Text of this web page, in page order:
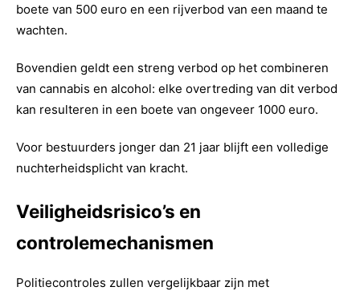
boete van 500 euro en een rijverbod van een maand te
wachten.
Bovendien geldt een streng verbod op het combineren
van cannabis en alcohol: elke overtreding van dit verbod
kan resulteren in een boete van ongeveer 1000 euro.
Voor bestuurders jonger dan 21 jaar blijft een volledige
nuchterheidsplicht van kracht.
Veiligheidsrisico’s en
controlemechanismen
Politiecontroles zullen vergelijkbaar zijn met